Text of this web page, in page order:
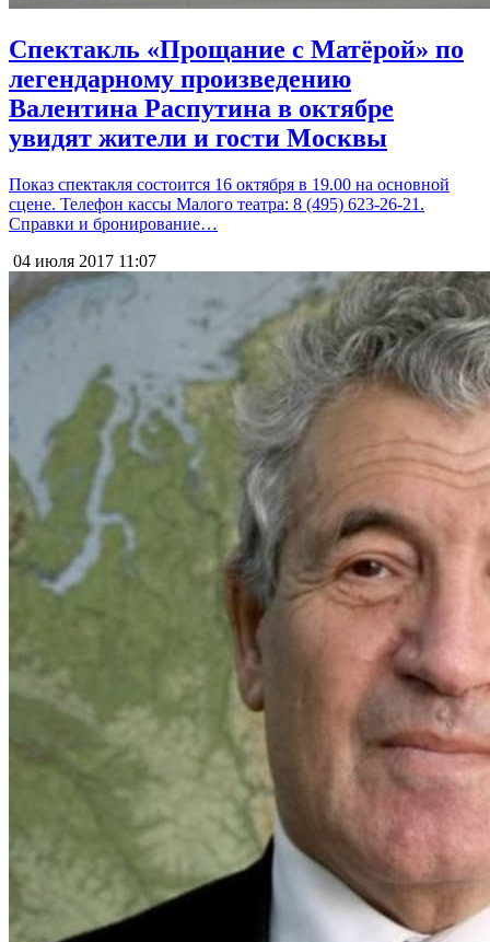
Спектакль «Прощание с Матёрой» по
легендарному произведению
Валентина Распутина в октябре
увидят жители и гости Москвы
Показ спектакля состоится 16 октября в 19.00 на основной
сцене. Телефон кассы Малого театра: 8 (495) 623-26-21.
Справки и бронирование…
04 июля 2017 11:07